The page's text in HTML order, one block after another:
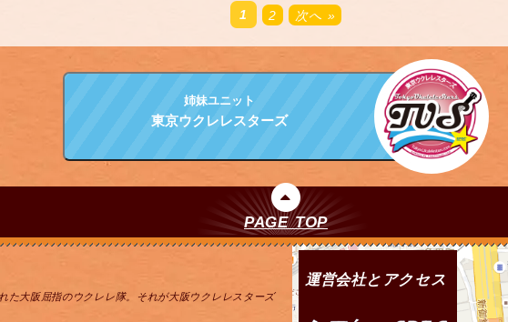
1 2 次へ »
姉妹ユニット
東京ウクレレスターズ
PAGE TOP
た大阪屈指のウクレレ隊。それが大阪ウクレレスターズ
運営会社とアクセス